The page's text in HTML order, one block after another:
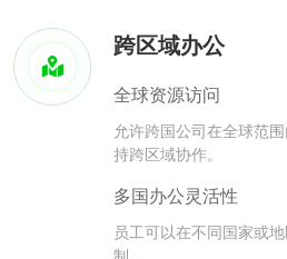
跨区域办公
全球资源访问
允许跨国公司在全球范
持跨区域协作。
多国办公灵活性
员工可以在不同国家或